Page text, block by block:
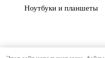
Ноутбуки и планшеты